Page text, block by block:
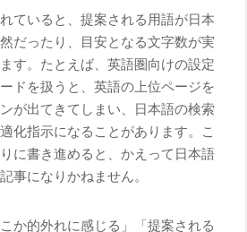
ていると、提案される用語が日本
だったり、目安となる文字数が実
す。たとえば、英語圏向けの設定
ドを扱うと、英語の上位ページを
が出てきてしまい、日本語の検索
化指示になることがあります。こ
に書き進めると、かえって日本語
事になりかねません。
か的外れに感じる」「提案される